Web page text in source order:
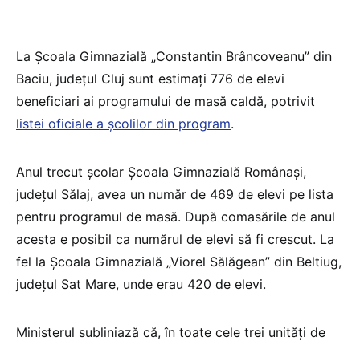
La Școala Gimnazială „Constantin Brâncoveanu” din
Baciu, județul Cluj sunt estimați 776 de elevi
beneficiari ai programului de masă caldă, potrivit
listei oficiale a școlilor din program.
Anul trecut școlar Școala Gimnazială Românași,
județul Sălaj, avea un număr de 469 de elevi pe lista
pentru programul de masă. După comasările de anul
acesta e posibil ca numărul de elevi să fi crescut. La
fel la Școala Gimnazială „Viorel Sălăgean” din Beltiug,
județul Sat Mare, unde erau 420 de elevi.
Ministerul subliniază că, în toate cele trei unități de